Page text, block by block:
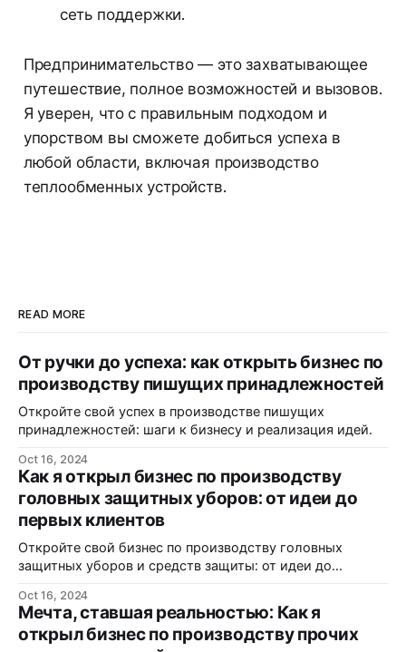
сеть поддержки.
Предпринимательство — это захватывающее
путешествие, полное возможностей и вызовов.
Я уверен, что с правильным подходом и
упорством вы сможете добиться успеха в
любой области, включая производство
теплообменных устройств.
READ MORE
От ручки до успеха: как открыть бизнес по
производству пишущих принадлежностей
Откройте свой успех в производстве пишущих
принадлежностей: шаги к бизнесу и реализация идей.
Oct 16, 2024
Как я открыл бизнес по производству
головных защитных уборов: от идеи до
первых клиентов
Откройте свой бизнес по производству головных
защитных уборов и средств защиты: от идеи до
Oct 16, 2024
Мечта, ставшая реальностью: Как я
открыл бизнес по производству прочих